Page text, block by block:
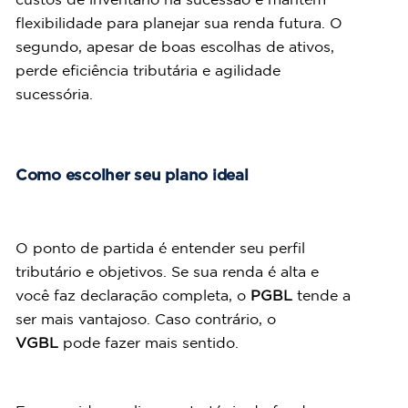
flexibilidade para planejar sua renda futura. O
segundo, apesar de boas escolhas de ativos,
perde eficiência tributária e agilidade
sucessória.
Como escolher seu plano ideal
O ponto de partida é entender seu perfil
tributário e objetivos. Se sua renda é alta e
você faz declaração completa, o PGBL tende a
ser mais vantajoso. Caso contrário, o
VGBL pode fazer mais sentido.